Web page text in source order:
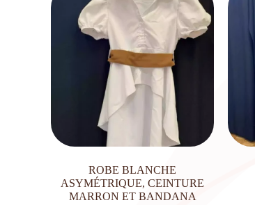
ROBE BLANCHE
ASYMÉTRIQUE, CEINTURE
MARRON ET BANDANA